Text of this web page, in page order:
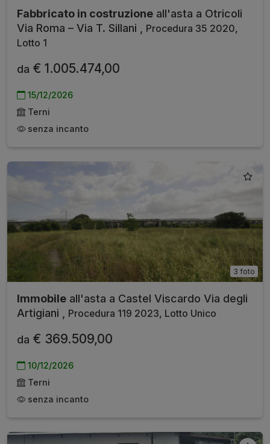
Fabbricato in costruzione all'asta a Otricoli
Via Roma – Via T. Sillani ,
Procedura 35 2020,
Lotto 1
da € 1.005.474,00
15/12/2026
Terni
senza incanto
3 foto
Immobile all'asta a Castel Viscardo Via degli
Artigiani ,
Procedura 119 2023, Lotto Unico
da € 369.509,00
10/12/2026
Terni
senza incanto